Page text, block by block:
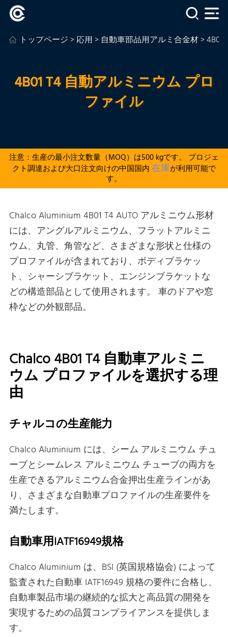
トップページ>応用> 自動車部品用アルミ合金材>
4B01 T4 自動アルミニウム プロ
ファイル
注意：生産の最小注文数量（MOQ）は500 kgです。 プロジェ
クト調達および大口注文向けの中国国内 在庫が利用可能で
す。
Chalco Aluminium 4B01 T4 AUTO アルミニウム形材
には、アングルアルミニウム、フラットアルミニ
ウム、丸管、角管など、さまざまな形状と仕様の
プロファイルが含まれており、ボディブラケッ
ト、シャーシブラケット、エンジンブラケットな
どの構造部品として使用されます。 車のドアや窓
枠などの外観部品。
Chalco 4B01 T4 自動車アルミニ
ウム プロファイルを選択する理
由
チャルコの生産能力
Chalco Aluminium には、シーム アルミニウム チュ
ーブとシームレス アルミニウム チューブの両方を
生産できるアルミニウム合金押出生産ラインがあ
り、さまざまな自動車プロファイルの生産要件を
満たします。
自動車用IATF16949規格
Chalco Aluminium は、BSI (英国規格協会) によって
監査された自動車 IATF16949 規格の要件に合格し、
自動車製品市場の継続的な拡大と高品質の開発を
実現するための品質コンプライアンスを提供しま
す。